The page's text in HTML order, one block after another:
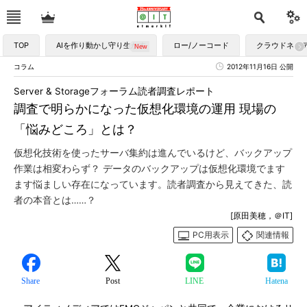
TOP AIを作り動かし守り生かす ロー/ノーコード クラウドネイ
コラム 2012年11月16日 公開
調査で明らかになった仮想化環境の運用 現場の
「悩みどころ」とは？
Server & Storageフォーラム読者調査レポート
仮想化技術を使ったサーバ集約は進んでいるけど、バックアップ
作業は相変わらず？ データのバックアップは仮想化環境でます
ます悩ましい存在になっています。読者調査から見えてきた、読
者の本音とは……？
[原田美穂，＠IT]
PC用表示
関連情報
Share Post LINE Hatena